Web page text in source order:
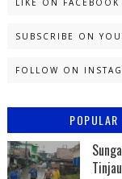
LIKE ON FACEBOOK
SUBSCRIBE ON
FOLLOW ON
POPULAR